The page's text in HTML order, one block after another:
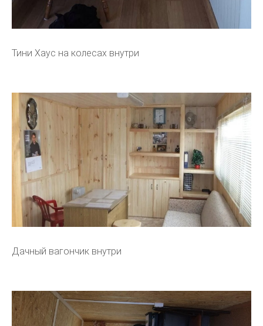
Тини Хаус на колесах внутри
Дачный вагончик внутри